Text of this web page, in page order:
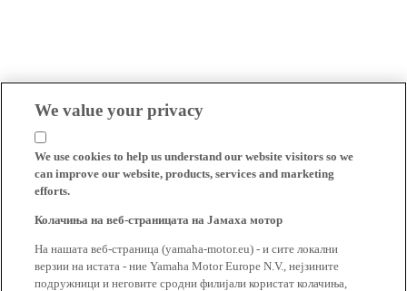
We value your privacy
We use cookies to help us understand our website visitors so we
can improve our website, products, services and marketing
efforts.
Колачиња на веб-страницата на Јамаха мотор
На нашата веб-страница (yamaha-motor.eu) - и сите локални
верзии на истата - ние Yamaha Motor Europe N.V., нејзините
подружници и неговите сродни филијали користат колачиња,